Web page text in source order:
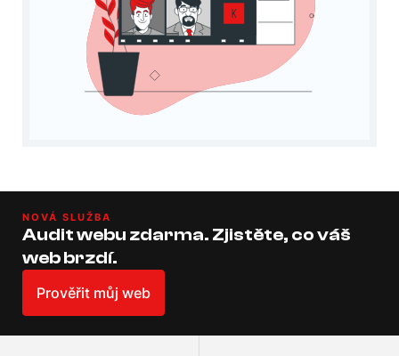
NOVÁ SLUŽBA
Audit webu zdarma. Zjistěte, co váš
web brzdí.
Prověřit můj web